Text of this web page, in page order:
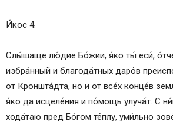
И́кос 4.
Слы́шаще лю́дие Бо́жии, я́ко ты́ еси́,
избра́нный и благода́тных даро́в
от Кроншта́дта, но и от все́х конце́в
я́ко да исцеле́ния и по́мощь улуча́т. С
хода́таю пред Бо́гом те́плу, уми́льно